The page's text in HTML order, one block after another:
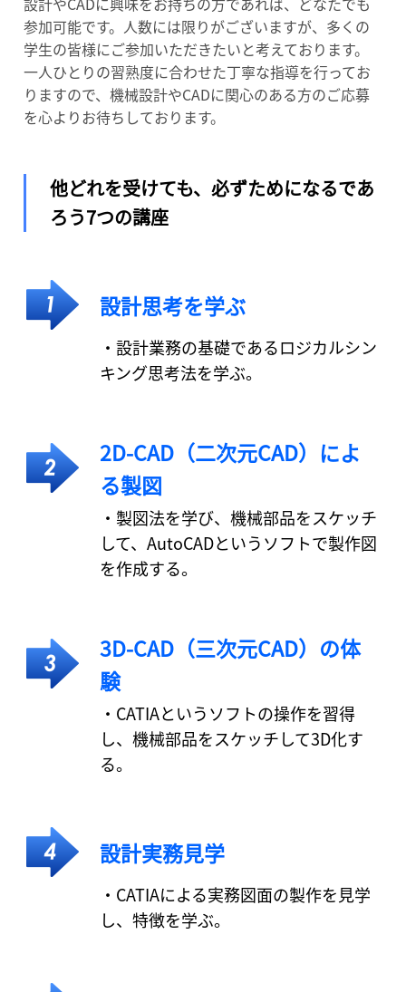
参加可能です。人数には限りがございますが、多くの
学生の皆様にご参加いただきたいと考えております。
一人ひとりの習熟度に合わせた丁寧な指導を行ってお
りますので、機械設計やCADに関心のある方のご応募
を心よりお待ちしております。
他どれを受けても、必ずためになるであ
ろう7つの講座
設計思考を学ぶ
・設計業務の基礎であるロジカルシン
キング思考法を学ぶ。
2D-CAD（二次元CAD）によ
る製図
・製図法を学び、機械部品をスケッチ
して、AutoCADというソフトで製作図
を作成する。
3D-CAD（三次元CAD）の体
験
・CATIAというソフトの操作を習得
し、機械部品をスケッチして3D化す
る。
設計実務見学
・CATIAによる実務図面の製作を見学
し、特徴を学ぶ。